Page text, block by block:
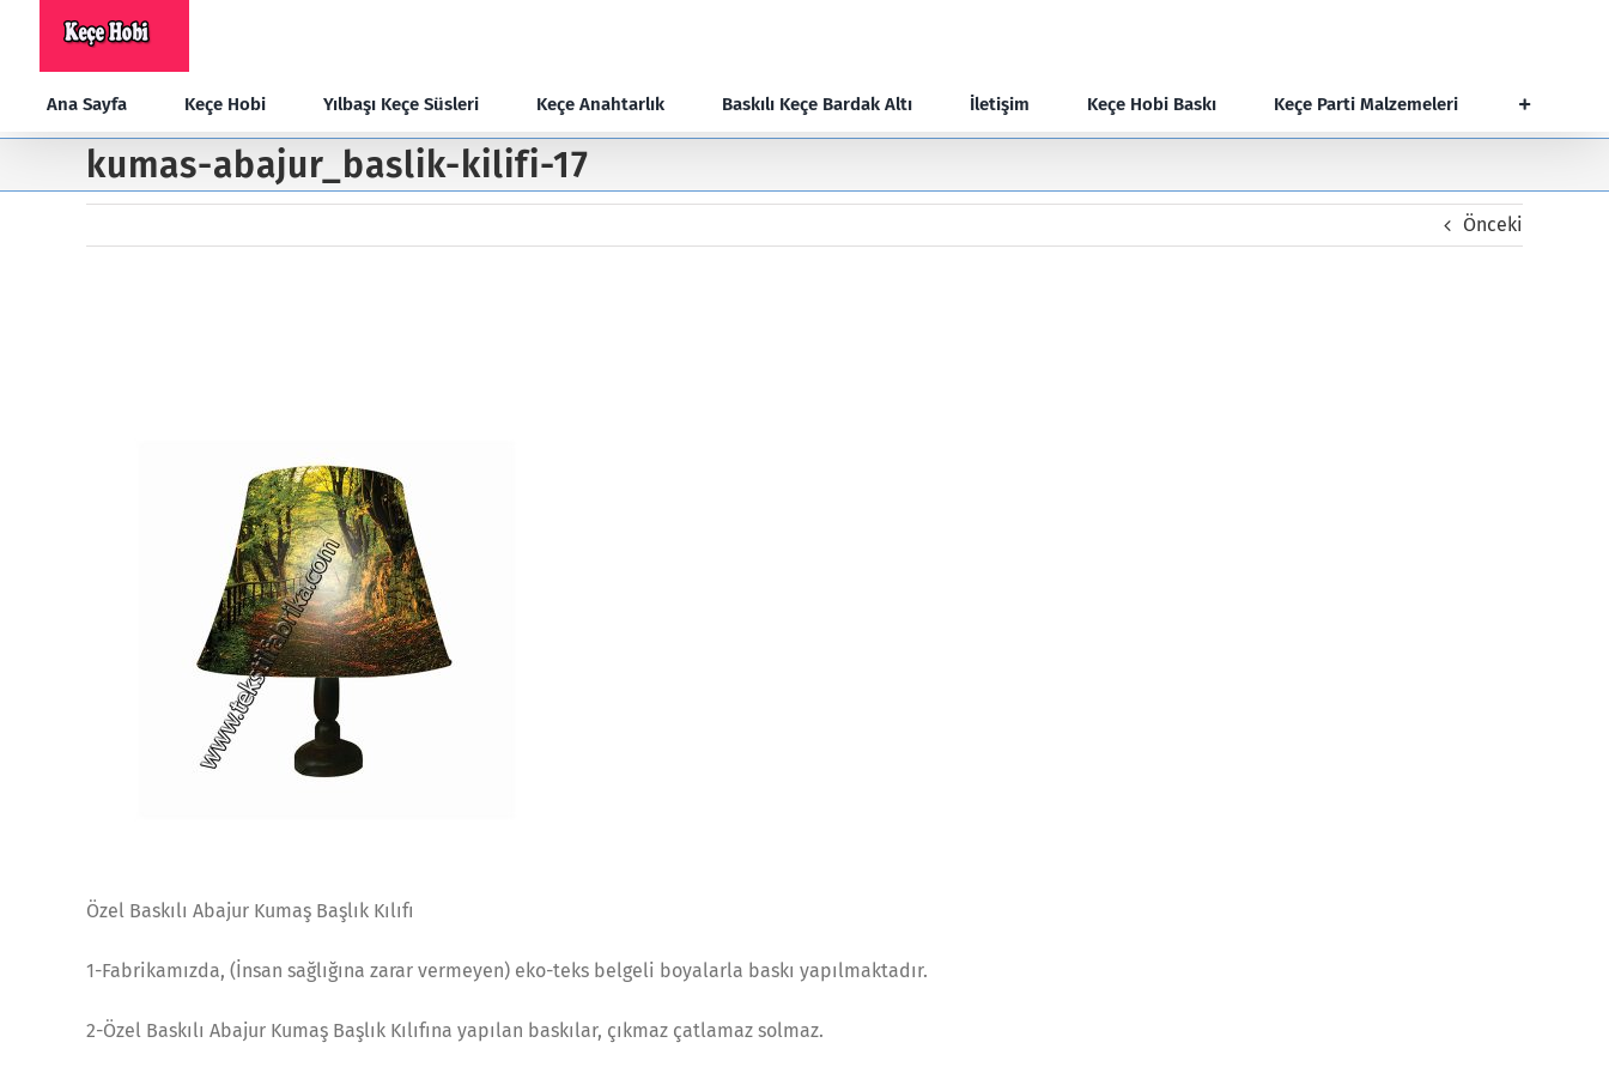
Ana Sayfa Keçe Hobi Yılbaşı Keçe Süsleri Keçe Anahtarlık Baskılı Keçe Bardak Altı İletişim Keçe Hobi Baskı Keçe Parti Malzemeleri
kumas-abajur_baslik-kilifi-17
Önceki
Özel Baskılı Abajur Kumaş Başlık Kılıfı
1-Fabrikamızda, (İnsan sağlığına zarar vermeyen) eko-teks belgeli boyalarla baskı yapılmaktadır.
2-Özel Baskılı Abajur Kumaş Başlık Kılıfına yapılan baskılar, çıkmaz çatlamaz solmaz.